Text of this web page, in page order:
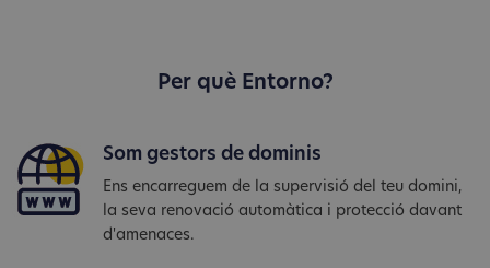
Per què Entorno?
Som gestors de dominis
Ens encarreguem de la supervisió del teu domini,
la seva renovació automàtica i protecció davant
d'amenaces.